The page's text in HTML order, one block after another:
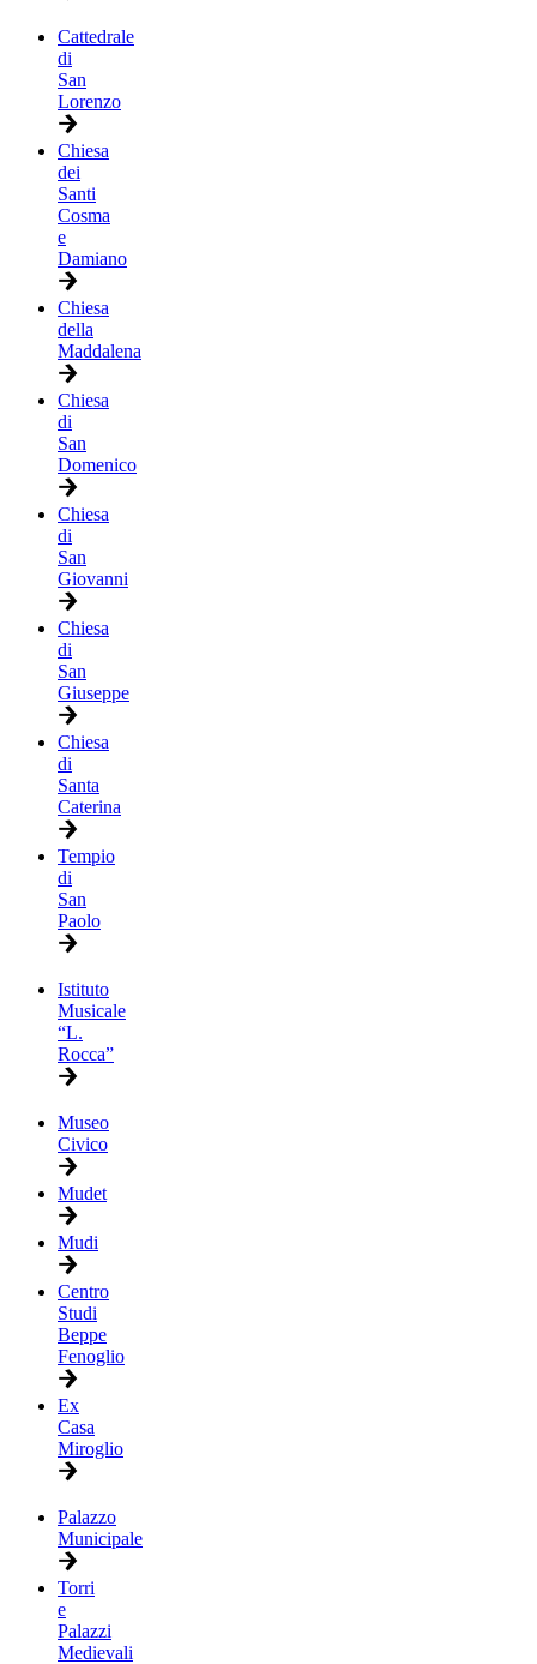
Cattedrale
di
San
Lorenzo
Chiesa
dei
Santi
Cosma
e
Damiano
Chiesa
della
Maddalena
Chiesa
di
San
Domenico
Chiesa
di
San
Giovanni
Chiesa
di
San
Giuseppe
Chiesa
di
Santa
Caterina
Tempio
di
San
Paolo
Istituto
Musicale
“L.
Rocca”
Museo
Civico
Mudet
Mudi
Centro
Studi
Beppe
Fenoglio
Ex
Casa
Miroglio
Palazzo
Municipale
Torri
e
Palazzi
Medievali